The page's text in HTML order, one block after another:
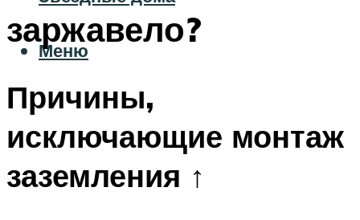
Меню
заржавело?
Причины,
исключающие монтаж
заземления ↑